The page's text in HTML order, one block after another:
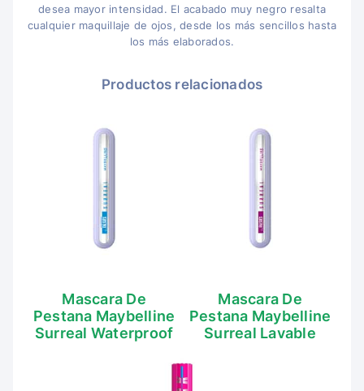
desea mayor intensidad. El acabado muy negro resalta
cualquier maquillaje de ojos, desde los más sencillos hasta
los más elaborados.
Productos relacionados
Mascara De
Pestana Maybelline
Surreal Waterproof
Mascara De
Pestana Maybelline
Surreal Lavable